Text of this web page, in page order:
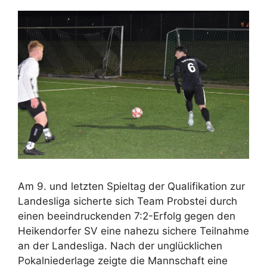
Am 9. und letzten Spieltag der Qualifikation zur
Landesliga sicherte sich Team Probstei durch
einen beeindruckenden 7:2-Erfolg gegen den
Heikendorfer SV eine nahezu sichere Teilnahme
an der Landesliga. Nach der unglücklichen
Pokalniederlage zeigte die Mannschaft eine